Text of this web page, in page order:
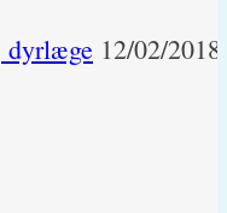
dyrlæge 12/02/2018